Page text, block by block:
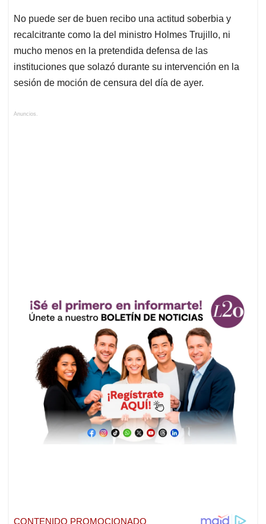
No puede ser de buen recibo una actitud soberbia y
recalcitrante como la del ministro Holmes Trujillo, ni
mucho menos en la pretendida defensa de las
instituciones que solazó durante su intervención en la
sesión de moción de censura del día de ayer.
Anuncios.